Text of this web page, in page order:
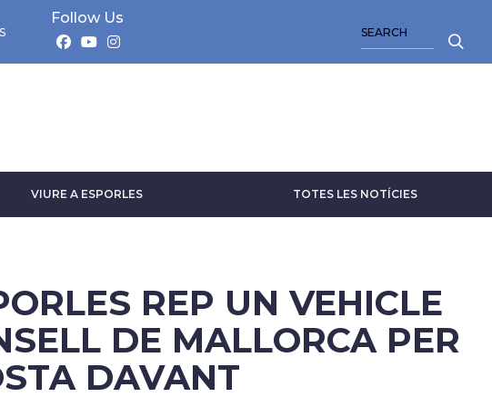
Follow Us
VIURE A ESPORLES TOTES LES NOTÍCIES
REP UN VEHICLE
DE MALLORCA PER
DAVANT